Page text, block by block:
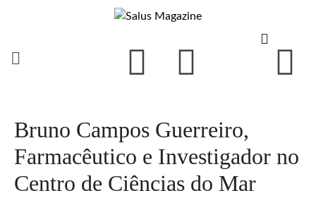
Bruno Campos Guerreiro,
Farmacêutico e Investigador no
Centro de Ciências do Mar